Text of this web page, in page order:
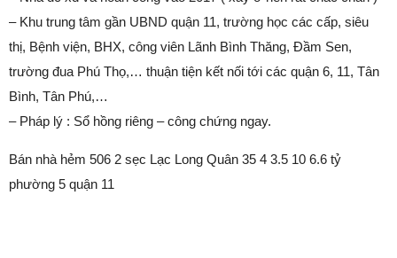
– Khu trung tâm gần UBND quận 11, trường học các cấp, siêu
thị, Bệnh viện, BHX, công viên Lãnh Bình Thăng, Đầm Sen,
trường đua Phú Thọ,… thuận tiện kết nối tới các quận 6, 11, Tân
Bình, Tân Phú,…
– Pháp lý : Sổ hồng riêng – công chứng ngay.
Bán nhà hẻm 506 2 sẹc Lạc Long Quân 35 4 3.5 10 6.6 tỷ
phường 5 quận 11